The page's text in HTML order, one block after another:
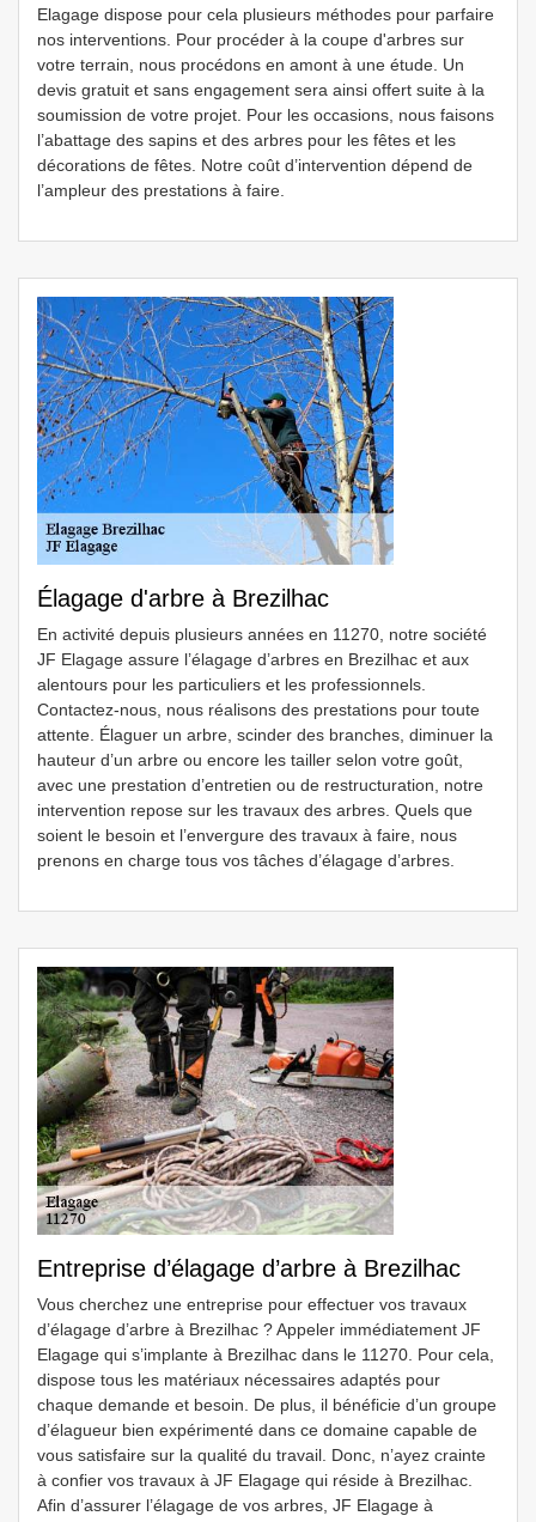
Elagage dispose pour cela plusieurs méthodes pour parfaire
nos interventions. Pour procéder à la coupe d'arbres sur
votre terrain, nous procédons en amont à une étude. Un
devis gratuit et sans engagement sera ainsi offert suite à la
soumission de votre projet. Pour les occasions, nous faisons
l’abattage des sapins et des arbres pour les fêtes et les
décorations de fêtes. Notre coût d’intervention dépend de
l’ampleur des prestations à faire.
Élagage d'arbre à Brezilhac
En activité depuis plusieurs années en 11270, notre société
JF Elagage assure l’élagage d’arbres en Brezilhac et aux
alentours pour les particuliers et les professionnels.
Contactez-nous, nous réalisons des prestations pour toute
attente. Élaguer un arbre, scinder des branches, diminuer la
hauteur d’un arbre ou encore les tailler selon votre goût,
avec une prestation d’entretien ou de restructuration, notre
intervention repose sur les travaux des arbres. Quels que
soient le besoin et l’envergure des travaux à faire, nous
prenons en charge tous vos tâches d’élagage d’arbres.
Entreprise d’élagage d’arbre à Brezilhac
Vous cherchez une entreprise pour effectuer vos travaux
d’élagage d’arbre à Brezilhac ? Appeler immédiatement JF
Elagage qui s’implante à Brezilhac dans le 11270. Pour cela,
dispose tous les matériaux nécessaires adaptés pour
chaque demande et besoin. De plus, il bénéficie d’un groupe
d’élagueur bien expérimenté dans ce domaine capable de
vous satisfaire sur la qualité du travail. Donc, n’ayez crainte
à confier vos travaux à JF Elagage qui réside à Brezilhac.
Afin d’assurer l’élagage de vos arbres, JF Elagage à